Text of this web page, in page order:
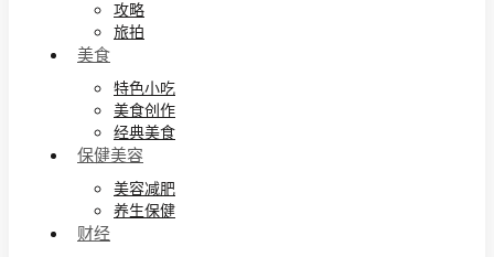
攻略
旅拍
美食
特色小吃
美食创作
经典美食
保健美容
美容减肥
养生保健
财经